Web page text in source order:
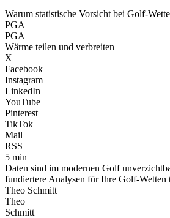
Warum statistische Vorsicht bei Golf-
PGA
PGA
Wärme teilen und verbreiten
X
Facebook
Instagram
LinkedIn
YouTube
Pinterest
TikTok
Mail
RSS
5 min
Daten sind im modernen Golf
fundiertere Analysen für Ihre Golf-Wetten
Theo Schmitt
Theo
Schmitt